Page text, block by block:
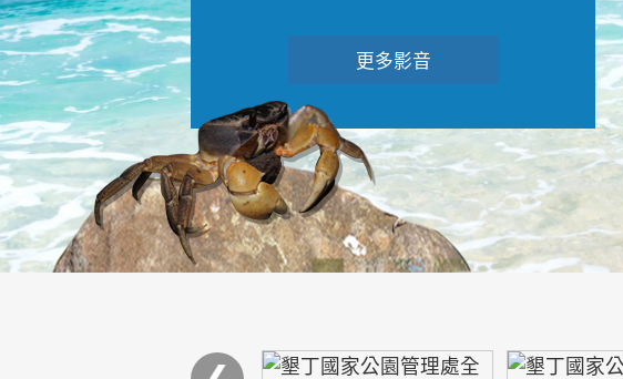
更多影音